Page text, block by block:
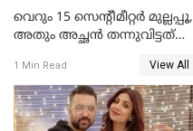
വെറും 15 സെന്റീമീറ്റര്‍ മുല്ലപ്പൂ,
അതും അച്ഛൻ തന്നുവിട്ടത്
ലക്ഷം രൂപ പിഴ; നവ്യ
28ദിവസത്തിനകം പിഴ
അടയ്ക്കണം
1 Min Read View All